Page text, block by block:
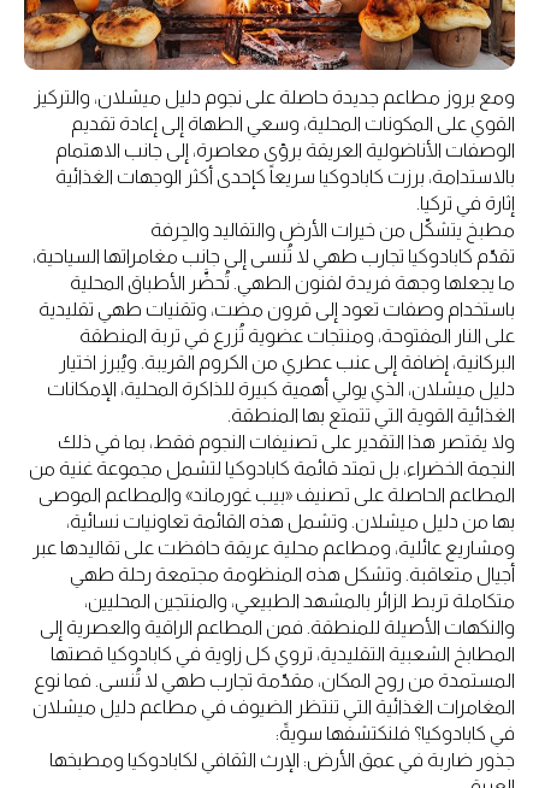
ومع بروز مطاعم جديدة حاصلة على نجوم دليل ميشلان، والتركيز
القوي على المكونات المحلية، وسعي الطهاة إلى إعادة تقديم
الوصفات الأناضولية العريقة برؤى معاصرة، إلى جانب الاهتمام
بالاستدامة، برزت كابادوكيا سريعاً كإحدى أكثر الوجهات الغذائية
إثارة في تركيا.
مطبخ يتشكّل من خيرات الأرض والتقاليد والحِرفة
تقدّم كابادوكيا تجارب طهي لا تُنسى إلى جانب مغامراتها السياحية،
ما يجعلها وجهة فريدة لفنون الطهي. تُحضَّر الأطباق المحلية
باستخدام وصفات تعود إلى قرون مضت، وتقنيات طهي تقليدية
على النار المفتوحة، ومنتجات عضوية تُزرع في تربة المنطقة
البركانية، إضافة إلى عنب عطري من الكروم القريبة. ويُبرز اختيار
دليل ميشلان، الذي يولي أهمية كبيرة للذاكرة المحلية، الإمكانات
الغذائية القوية التي تتمتع بها المنطقة.
ولا يقتصر هذا التقدير على تصنيفات النجوم فقط، بما في ذلك
النجمة الخضراء، بل تمتد قائمة كابادوكيا لتشمل مجموعة غنية من
المطاعم الحاصلة على تصنيف «بيب غورماند» والمطاعم الموصى
بها من دليل ميشلان. وتشمل هذه القائمة تعاونيات نسائية،
ومشاريع عائلية، ومطاعم محلية عريقة حافظت على تقاليدها عبر
أجيال متعاقبة. وتشكل هذه المنظومة مجتمعة رحلة طهي
متكاملة تربط الزائر بالمشهد الطبيعي، والمنتجين المحليين،
والنكهات الأصيلة للمنطقة. فمن المطاعم الراقية والعصرية إلى
المطابخ الشعبية التقليدية، تروي كل زاوية في كابادوكيا قصتها
المستمدة من روح المكان، مقدّمة تجارب طهي لا تُنسى. فما نوع
المغامرات الغذائية التي تنتظر الضيوف في مطاعم دليل ميشلان
في كابادوكيا؟ فلنكتشفها سويةً:
جذور ضاربة في عمق الأرض: الإرث الثقافي لكابادوكيا ومطبخها